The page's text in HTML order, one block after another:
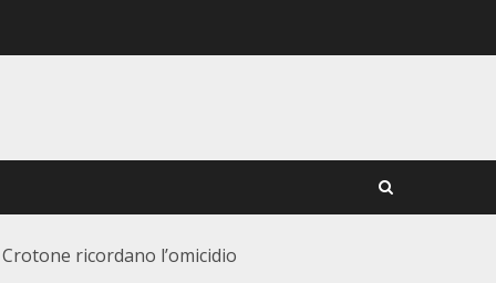
ricordano l’omicidio